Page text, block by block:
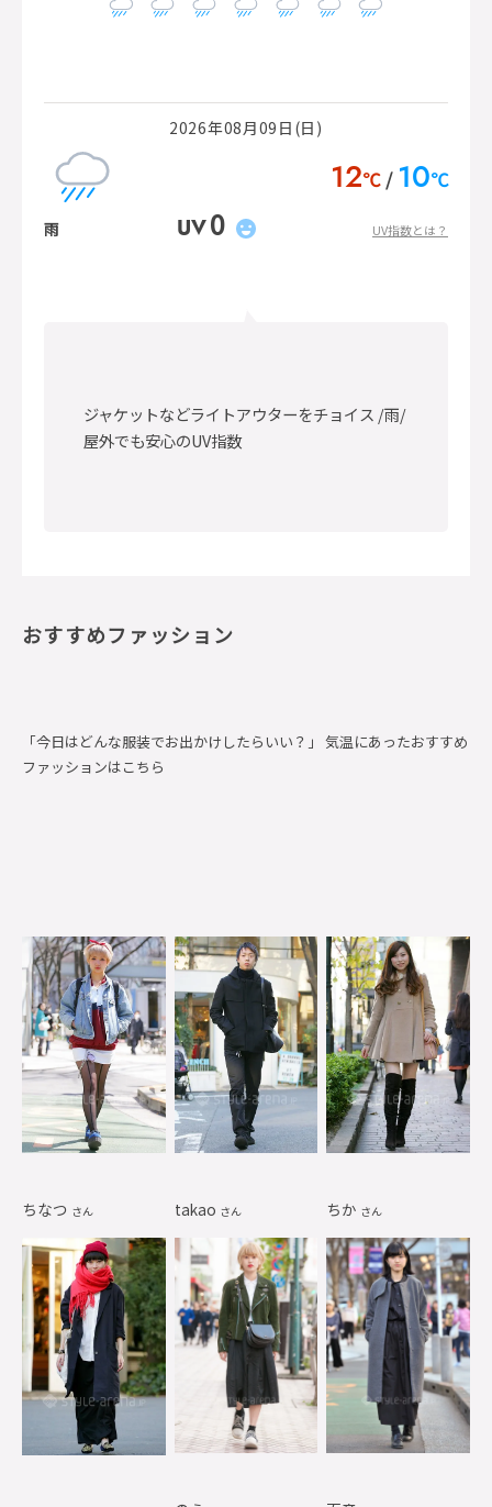
2026年08月09日(日)
12℃ 10℃
雨 UV0 UV指数とは？
ジャケットなどライトアウターをチョイス /雨/
屋外でも安心のUV指数
おすすめファッション
「今日はどんな服装でお出かけしたらいい？」 気温にあったおすすめ
ファッションはこちら
ちなつ さん takao さん ちか さん